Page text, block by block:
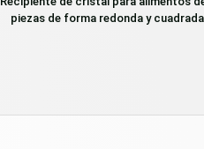
piezas de forma redonda y cuadrada